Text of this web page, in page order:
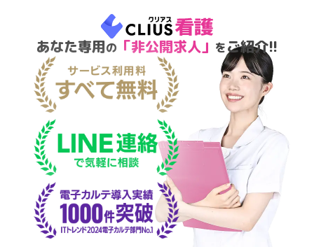
あなた専用の 「非公開求人」 をご紹介!!